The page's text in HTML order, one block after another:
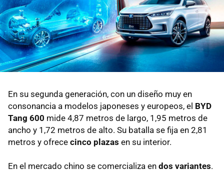
En su segunda generación, con un diseño muy en
consonancia a modelos japoneses y europeos, el BYD
Tang 600 mide 4,87 metros de largo, 1,95 metros de
ancho y 1,72 metros de alto. Su batalla se fija en 2,81
metros y ofrece cinco plazas en su interior.
En el mercado chino se comercializa en dos variantes.